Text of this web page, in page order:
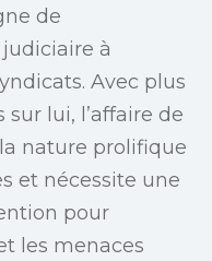
de
à
Avec plus
lui, l’affaire de
la nature prolifique
et nécessite une
pour
les menaces